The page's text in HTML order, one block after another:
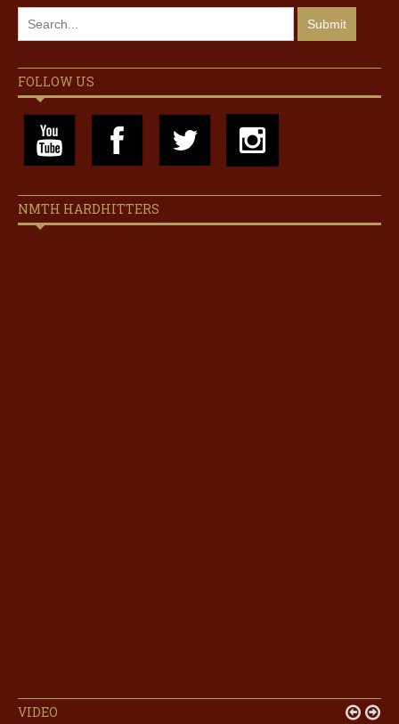
FOLLOW US
NMTH HARDHITTERS
VIDEO  